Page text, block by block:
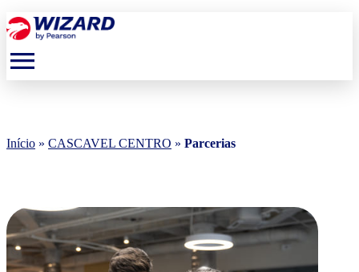
menu
Início » CASCAVEL CENTRO » Parcerias